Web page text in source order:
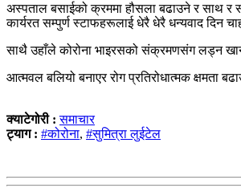
अस्पताल बसाईको क्रममा हौसला बढाउने र साथ र
कार्यरत सम्पुर्ण स्टाफहरूलाई धेरै धेरै धन्यवाद दिन
साथै उहाँले कोरोना भाइरसको संक्रमणसंग लड्न
आत्मवल बलियो बनाएर रोग प्रतिरोधात्मक क्षमता
क्याटेगोरी :समाचार
ट्याग : #कोरोना, #सुमित्रा लुईटेल